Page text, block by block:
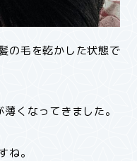
の毛を乾かした状態で
くなってきました。
ね。